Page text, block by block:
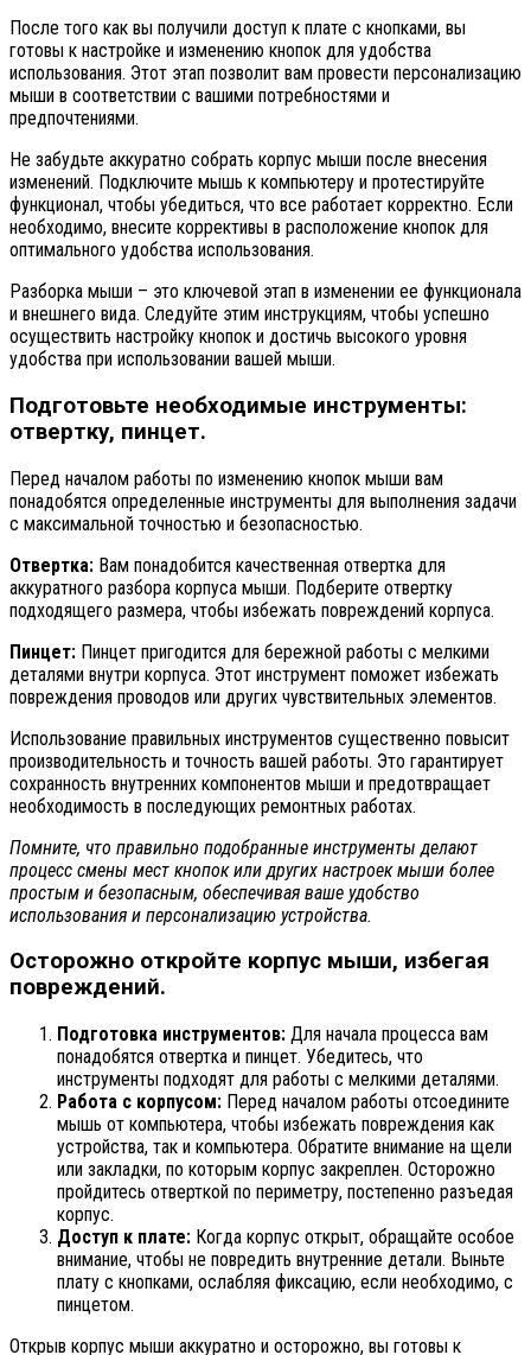
После того как вы получили доступ к плате с кнопками, вы
готовы к настройке и изменению кнопок для удобства
использования. Этот этап позволит вам провести персонализацию
мыши в соответствии с вашими потребностями и
предпочтениями.
Не забудьте аккуратно собрать корпус мыши после внесения
изменений. Подключите мышь к компьютеру и протестируйте
функционал, чтобы убедиться, что все работает корректно. Если
необходимо, внесите коррективы в расположение кнопок для
оптимального удобства использования.
Разборка мыши – это ключевой этап в изменении ее функционала
и внешнего вида. Следуйте этим инструкциям, чтобы успешно
осуществить настройку кнопок и достичь высокого уровня
удобства при использовании вашей мыши.
Подготовьте необходимые инструменты:
отвертку, пинцет.
Перед началом работы по изменению кнопок мыши вам
понадобятся определенные инструменты для выполнения задачи
с максимальной точностью и безопасностью.
Отвертка: Вам понадобится качественная отвертка для
аккуратного разбора корпуса мыши. Подберите отвертку
подходящего размера, чтобы избежать повреждений корпуса.
Пинцет: Пинцет пригодится для бережной работы с мелкими
деталями внутри корпуса. Этот инструмент поможет избежать
повреждения проводов или других чувствительных элементов.
Использование правильных инструментов существенно повысит
производительность и точность вашей работы. Это гарантирует
сохранность внутренних компонентов мыши и предотвращает
необходимость в последующих ремонтных работах.
Помните, что правильно подобранные инструменты делают
процесс смены мест кнопок или других настроек мыши более
простым и безопасным, обеспечивая ваше удобство
использования и персонализацию устройства.
Осторожно откройте корпус мыши, избегая
повреждений.
Подготовка инструментов: Для начала процесса вам
понадобятся отвертка и пинцет. Убедитесь, что
инструменты подходят для работы с мелкими деталями.
Работа с корпусом: Перед началом работы отсоедините
мышь от компьютера, чтобы избежать повреждения как
устройства, так и компьютера. Обратите внимание на щели
или закладки, по которым корпус закреплен. Осторожно
пройдитесь отверткой по периметру, постепенно разъедая
корпус.
Доступ к плате: Когда корпус открыт, обращайте особое
внимание, чтобы не повредить внутренние детали. Выньте
плату с кнопками, ослабляя фиксацию, если необходимо, с
пинцетом.
Открыв корпус мыши аккуратно и осторожно, вы готовы к